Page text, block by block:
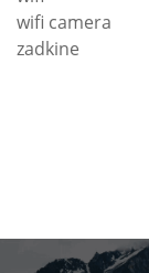
wifi camera
zadkine